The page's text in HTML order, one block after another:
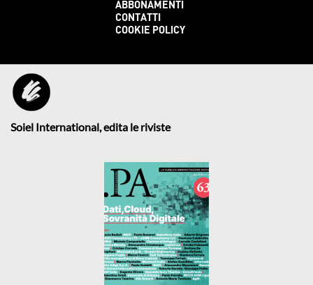
ABBONAMENTI
CONTATTI
COOKIE POLICY
Soiel International, edita le riviste